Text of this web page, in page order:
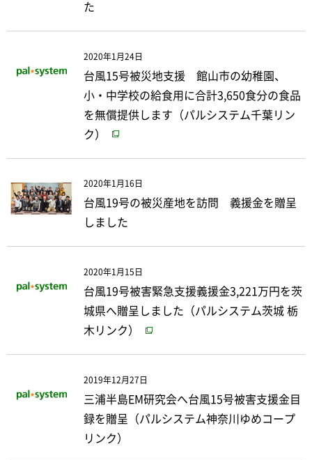
た
2020年1月24日
台風15号被災地支援 館山市の幼稚園、
小・中学校の給食用に合計3,650食分の食品
を無償提供します（パルシステム千葉リン
ク）
2020年1月16日
台風19号の被災産地を訪問 義援金を贈呈
しました
2020年1月15日
台風19号被害緊急支援義援金3,221万円を茨
城県へ贈呈しました（パルシステム茨城 栃
木リンク）
2019年12月27日
三浦半島EM研究会へ台風15号被害支援金目
録を贈呈（パルシステム神奈川ゆめコープ
リンク）